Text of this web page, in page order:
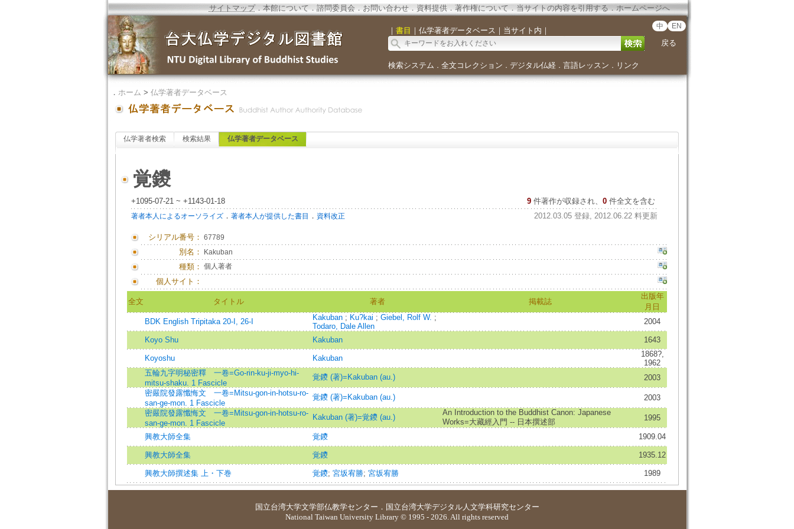
サイトマップ．本館について．諮問委員会． お問い合わせ． 資料提供．著作権について．当サイトの内容を引用する．ホームページへ
｜ 書目 ｜ 仏学著者データベース ｜ 当サイト内 ｜ 中 EN
戻る
検索システム ． 全文コレクション ． デジタル仏経． 言語レッスン ． リンク
． ホーム > 仏学著者データベース
仏学著者検索 検索結果 仏学著者データベース
覚鑁
+1095-07-21 ~ +1143-01-18 9 件著作が収録され、 0件全文を含む
著者本人によるオーソライズ． 著者本人が提供した書目 ． 資料改正 2012.03.05 登録, 2012.06.22 料更新
シリアル番号： 67789
別名： Kakuban
種類： 個人著者
個人サイト：
全文 タイトル 著者 掲載誌
出版年
月日
BDK English Tripitaka 20-I, 26-I
Kakuban ; Ku?kai ; Giebel, Rolf W. ;
Todaro, Dale Allen
2004
Koyo Shu Kakuban 1643
Koyoshu Kakuban
1868?,
1962
五輪九字明秘密釋 一卷=Go-rin-ku-ji-myo-hi-
mitsu-shaku. 1 Fascicle
覚鑁 (著)=Kakuban (au.)
2003
密嚴院發露懺悔文 一卷=Mitsu-gon-in-hotsu-ro-
san-ge-mon. 1 Fascicle
覚鑁 (著)=Kakuban (au.)
2003
密嚴院發露懺悔文 一卷=Mitsu-gon-in-hotsu-ro-
san-ge-mon. 1 Fascicle
Kakuban (著)=覚鑁 (au.)
An Introduction to the Buddhist Canon: Japanese
Works=大藏經入門 -- 日本撰述部
1995
興教大師全集 覚鑁 1909.04
興教大師全集 覚鑁 1935.12
興教大師撰述集 上・下巻 覚鑁; 宮坂宥勝; 宮坂宥勝 1989
国立台湾大学文学部仏教学センター ． 国立台湾大学デジタル人文学科研究センター
National Taiwan University Library © 1995 - 2026. All rights reserved